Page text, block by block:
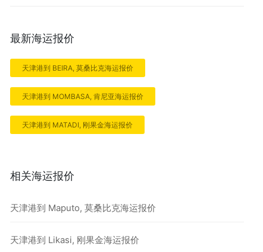
最新海运报价
天津港到 BEIRA, 莫桑比克海运报价
天津港到 MOMBASA, 肯尼亚海运报价
天津港到 MATADI, 刚果金海运报价
相关海运报价
天津港到 Maputo, 莫桑比克海运报价
天津港到 Likasi, 刚果金海运报价